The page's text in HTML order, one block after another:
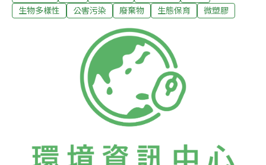
次，發現雪梨和布里思本沿海的塑膠粒子濃度最高。西南
是被南極洋流帶過去的。絕大部分的塑膠粒子是聚乙烯和
聚丙烯，兩種用來製造寶特瓶等免洗包裝材料和釣魚用具
的原料。Reisser表示實際的塑膠粒子數量可能遠大於每平
方公里4000個，因為難以計算太過微小的塑膠粒子。
Reisser找到的大部分塑膠粒子直徑都小於5毫米。整體來
說，澳洲海域的塑膠汙染程度接近加勒比海地區，但低於
地中海。一次性塑膠包裝在海洋中分解成微小粒子，威脅
肚，「可能
生物多樣性
公害污染 廢棄物 生態保育 微塑膠